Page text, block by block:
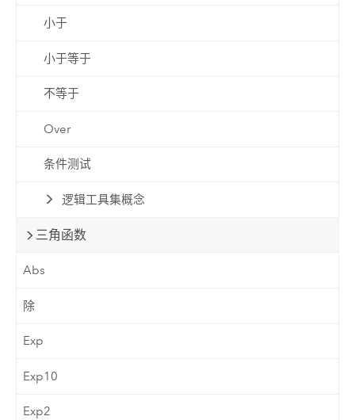
小于
小于等于
不等于
Over
条件测试
逻辑工具集概念
三角函数
Abs
除
Exp
Exp10
Exp2